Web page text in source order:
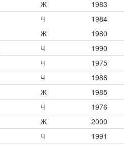
Ж 1983
Ч 1984
Ж 1980
Ч 1990
Ч 1975
Ч 1986
Ж 1985
Ч 1976
Ж 2000
Ч 1991